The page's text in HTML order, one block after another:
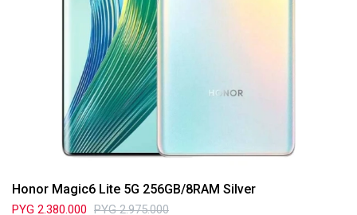
Honor Magic6 Lite 5G 256GB/8RAM Silver
PYG 2.380.000 PYG 2.975.000